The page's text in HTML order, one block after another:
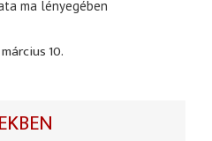
ma lényegében
10.